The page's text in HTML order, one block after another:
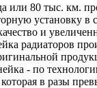
или 80 тыс. км.
установку в
и
радиаторов
- по
в разы